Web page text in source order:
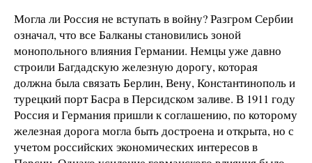
Могла ли Россия не вступать в войну? Разгром Сербии
означал, что все Балканы становились зоной
монопольного влияния Германии. Немцы уже давно
строили Багдадскую железную дорогу, которая
должна была связать Берлин, Вену, Константинополь и
турецкий порт Басра в Персидском заливе. В 1911 году
Россия и Германия пришли к соглашению, по которому
железная дорога могла быть достроена и открыта, но с
учетом российских экономических интересов в